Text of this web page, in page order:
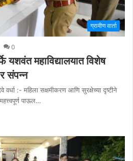
ग्रामीण वार्ता
0
यशवंत महाविद्यालयात विशेष
संपन्न
वर्धा :- महिला सक्षमीकरण आणि सुरक्षेच्या दृष्टीने
पाऊल…